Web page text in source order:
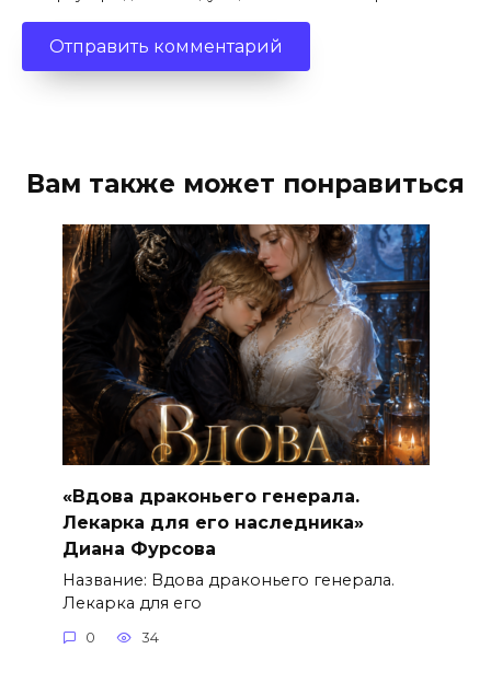
Вам также может понравиться
«Вдова драконьего генерала.
Лекарка для его наследника»
Диана Фурсова
Название: Вдова драконьего генерала.
Лекарка для его
0 34